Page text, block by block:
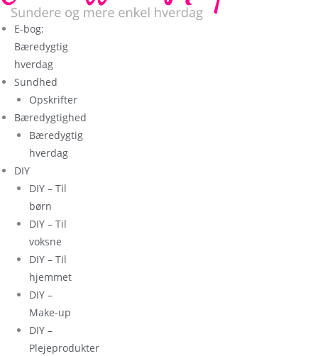
E-bog:
Bæredygtig
hverdag
Sundhed
Opskrifter
Bæredygtighed
Bæredygtig
hverdag
DIY
DIY – Til
børn
DIY – Til
voksne
DIY – Til
hjemmet
DIY –
Make-up
DIY –
Plejeprodukter